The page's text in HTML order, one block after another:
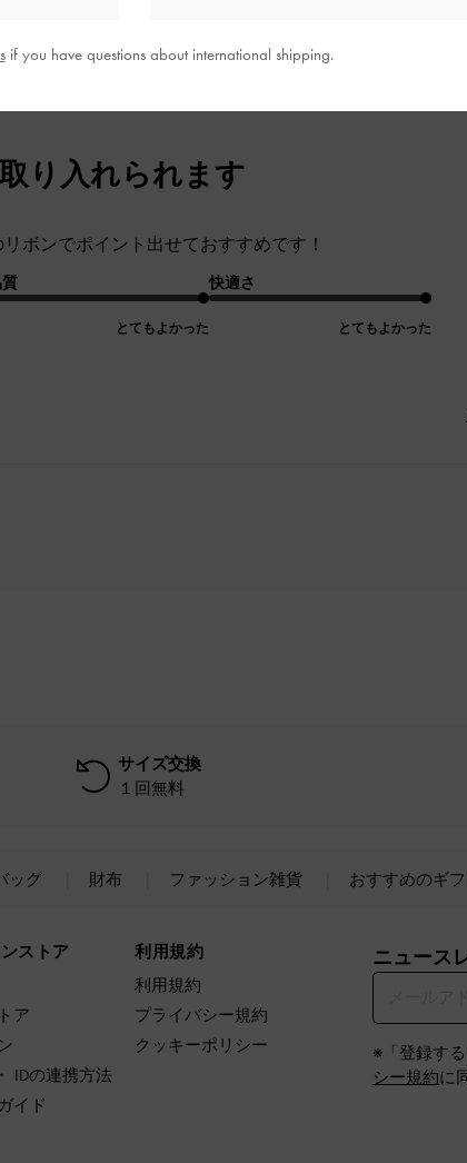
品質
全て 快適さ
全て
り入れられます
ボンでポイント出せておすすめです！
とてもよかった
快適さ
とてもよかった
サイズ交換
１回無料
ッグ 財布 ファッション雑貨 おすすめのギフ
ストア
ア
IDの連携方法
イド
利用規約
利用規約
プライバシー規約
クッキーポリシー
ニュース
※「登録す
シー規約に
if you have questions about international shipping.